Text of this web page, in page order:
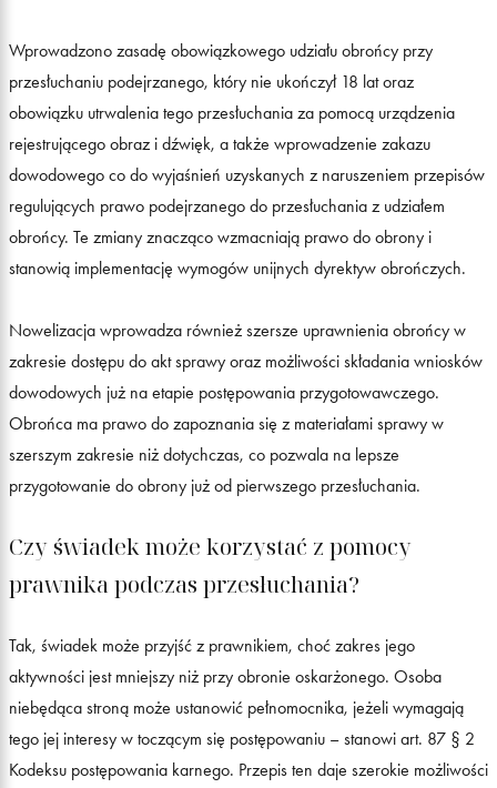
Wprowadzono zasadę obowiązkowego udziału obrońcy przy
przesłuchaniu podejrzanego, który nie ukończył 18 lat oraz
obowiązku utrwalenia tego przesłuchania za pomocą urządzenia
rejestrującego obraz i dźwięk, a także wprowadzenie zakazu
dowodowego co do wyjaśnień uzyskanych z naruszeniem przepisów
regulujących prawo podejrzanego do przesłuchania z udziałem
obrońcy. Te zmiany znacząco wzmacniają prawo do obrony i
stanowią implementację wymogów unijnych dyrektyw obrończych.
Nowelizacja wprowadza również szersze uprawnienia obrońcy w
zakresie dostępu do akt sprawy oraz możliwości składania wniosków
dowodowych już na etapie postępowania przygotowawczego.
Obrońca ma prawo do zapoznania się z materiałami sprawy w
szerszym zakresie niż dotychczas, co pozwala na lepsze
przygotowanie do obrony już od pierwszego przesłuchania.
Czy świadek może korzystać z pomocy
prawnika podczas przesłuchania?
Tak, świadek może przyjść z prawnikiem, choć zakres jego
aktywności jest mniejszy niż przy obronie oskarżonego. Osoba
niebędąca stroną może ustanowić pełnomocnika, jeżeli wymagają
tego jej interesy w toczącym się postępowaniu – stanowi art. 87 § 2
Kodeksu postępowania karnego. Przepis ten daje szerokie możliwości